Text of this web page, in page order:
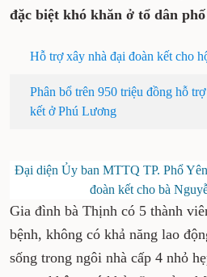
đình bà Nguyễn Thị
khăn ở tổ dân phố Đại
Hỗ trợ xây nhà đại đoàn kết
Đại diện Ủy ban MTTQ TP. Phổ
nhà đại đoàn kết cho bà
Gia đình bà Thịnh có 5